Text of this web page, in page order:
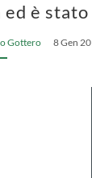
ed è
Gottero 8 Gen